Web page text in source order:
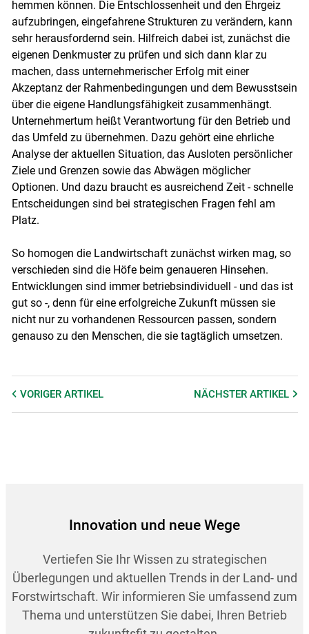
hemmen können. Die Entschlossenheit und den Ehrgeiz
aufzubringen, eingefahrene Strukturen zu verändern, kann
sehr herausfordernd sein. Hilfreich dabei ist, zunächst die
eigenen Denkmuster zu prüfen und sich dann klar zu
machen, dass unternehmerischer Erfolg mit einer
Akzeptanz der Rahmenbedingungen und dem Bewusstsein
über die eigene Handlungsfähigkeit zusammenhängt.
Unternehmertum heißt Verantwortung für den Betrieb und
das Umfeld zu übernehmen. Dazu gehört eine ehrliche
Analyse der aktuellen Situation, das Ausloten persönlicher
Ziele und Grenzen sowie das Abwägen möglicher
Optionen. Und dazu braucht es ausreichend Zeit - schnelle
Entscheidungen sind bei strategischen Fragen fehl am
Platz.
So homogen die Landwirtschaft zunächst wirken mag, so
verschieden sind die Höfe beim genaueren Hinsehen.
Entwicklungen sind immer betriebsindividuell - und das ist
gut so -, denn für eine erfolgreiche Zukunft müssen sie
nicht nur zu vorhandenen Ressourcen passen, sondern
genauso zu den Menschen, die sie tagtäglich umsetzen.
VORIGER ARTIKEL NÄCHSTERARTIKEL
Innovation und neue Wege
Vertiefen Sie Ihr Wissen zu strategischen
Überlegungen und aktuellen Trends in der Land- und
Forstwirtschaft. Wir informieren Sie umfassend zum
Thema und unterstützen Sie dabei, Ihren Betrieb